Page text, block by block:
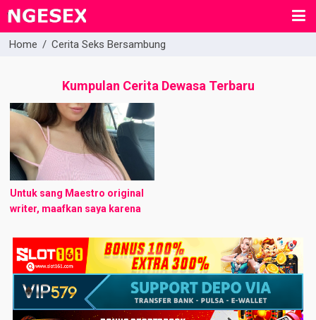
Home / Cerita Seks Bersambung
Kumpulan Cerita Dewasa Terbaru
Untuk sang Maestro original
writer, maafkan saya karena
bagus ini di rum tercinta.
Salam… Ratih adalah seorang
ibu muda berusia 28 ...